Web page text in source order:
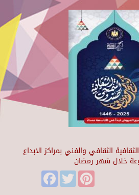
الثقافي والفني بمراكز الابداع
خلال شهر رمضان
FacebookTwitter